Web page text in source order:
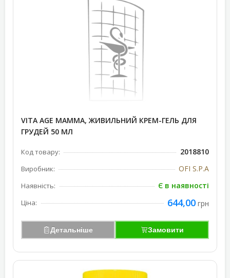
VITA AGE MAMMA, ЖИВИЛЬНИЙ КРЕМ-ГЕЛЬ ДЛЯ
ГРУДЕЙ 50 МЛ
Код товару: 2018810
Виробник: OFI S.P.A
Наявність: Є в наявності
Ціна: 644,00 грн
Детальніше Замовити